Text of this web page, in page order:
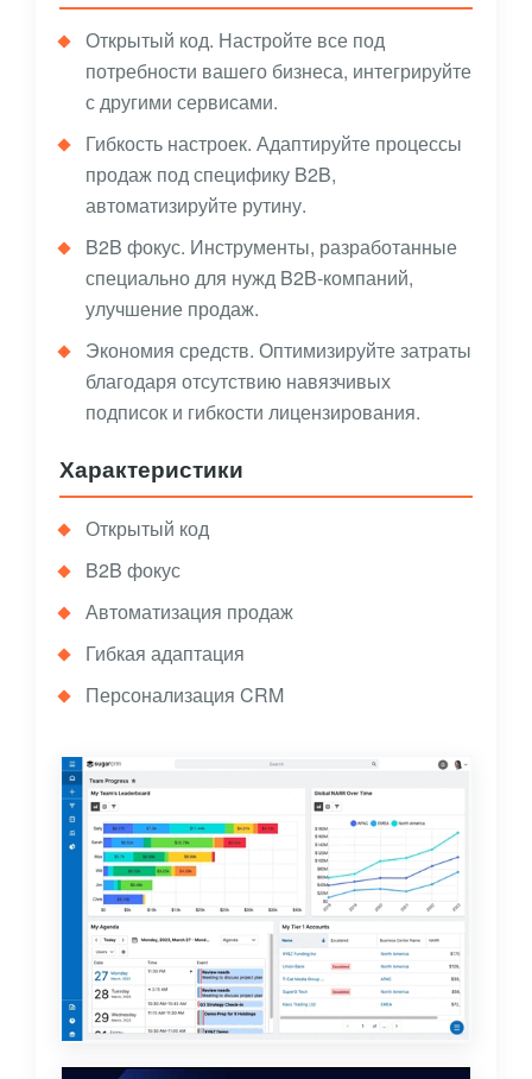
Открытый код. Настройте все под
потребности вашего бизнеса, интегрируйте
с другими сервисами.
Гибкость настроек. Адаптируйте процессы
продаж под специфику B2B,
автоматизируйте рутину.
B2B фокус. Инструменты, разработанные
специально для нужд B2B-компаний,
улучшение продаж.
Экономия средств. Оптимизируйте затраты
благодаря отсутствию навязчивых
подписок и гибкости лицензирования.
Характеристики
Открытый код
B2B фокус
Автоматизация продаж
Гибкая адаптация
Персонализация CRM